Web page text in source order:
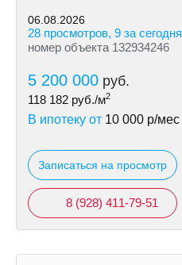
06.08.2026
28 просмотров, 9 за сегодня
номер объекта 132934246
5 200 000 руб.
118 182 руб./м2
В ипотеку от 10 000 р/мес
Записаться на просмотр
8 (928) 411-79-51